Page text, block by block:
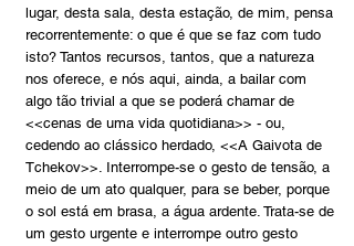
lugar, desta sala, desta estação, de mim, pensa
recorrentemente: o que é que se faz com tudo
isto? Tantos recursos, tantos, que a natureza
nos oferece, e nós aqui, ainda, a bailar com
algo tão trivial a que se poderá chamar de
<<cenas de uma vida quotidiana>> - ou,
cedendo ao clássico herdado, <<A Gaivota de
Tchekov>>. Interrompe-se o gesto de tensão, a
meio de um ato qualquer, para se beber, porque
o sol está em brasa, a água ardente. Trata-se de
um gesto urgente e interrompe outro gesto